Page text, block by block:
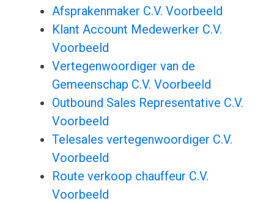
Afsprakenmaker C.V. Voorbeeld
Klant Account Medewerker C.V.
Voorbeeld
Vertegenwoordiger van de
Gemeenschap C.V. Voorbeeld
Outbound Sales Representative C.V.
Voorbeeld
Telesales vertegenwoordiger C.V.
Voorbeeld
Route verkoop chauffeur C.V.
Voorbeeld